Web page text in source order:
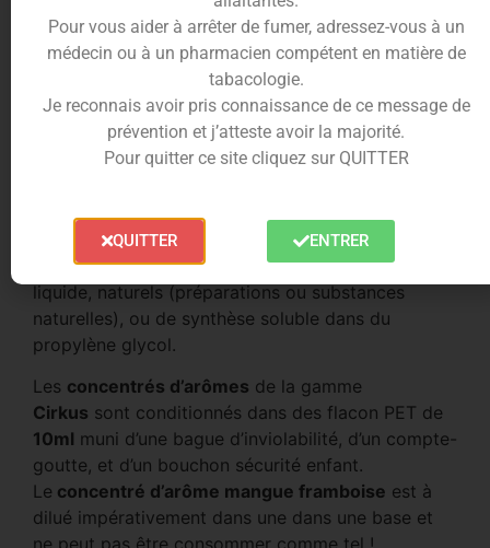
goûts pour un rendu succulent de vos préparations
DIY.
Toujours avec une qualité aromatique exemplaire,
VDLVpropose des produits normésAFNORpour
un résultat sain à la consommation.
VDLVa un cahier des charges stricts
produits.
Ces arômes sont de qualité alimentaire sous forme
liquide, naturels (préparations ou substances
naturelles), ou de synthèse soluble dans du
propylène glycol.
Les concentrés d’arômes de la gamme
Cirkus sont conditionnés dans des flacon PET de
10ml muni d’une bague d’inviolabilité, d’un compte-
goutte, et d’un bouchon sécurité enfant.
Le concentré d’arôme mangue framboise est à
dilué impérativement dans une dans une base et
Pour vous aider à arrêter de fumer, adressez-vous à un
médecin ou à un pharmacien compétent en matière de
tabacologie.
Je reconnais avoir pris connaissance de ce message de
prévention et j’atteste avoir la majorité.
Pour quitter ce site cliquez sur QUITTER
QUITTER ENTRER